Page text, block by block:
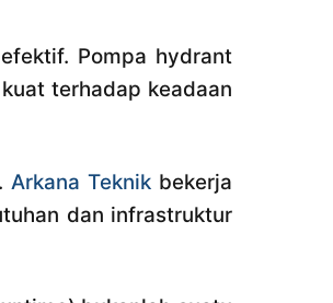
Pompa hydrant
terhadap keadaan
Arkana Teknikbekerja
dan infrastruktur